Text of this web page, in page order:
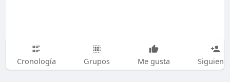
Cronología Grupos Me gusta